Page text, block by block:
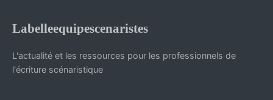
Labelleequipescenaristes
L'actualité et les ressources pour les professionnels de
l'écriture scénaristique